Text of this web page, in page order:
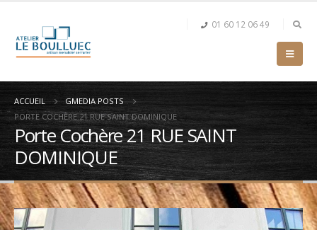
01 60 12 06 49
ACCUEIL
GMEDIA POSTS
PORTE COCHÈRE 21 RUE SAINT DOMINIQUE
Porte Cochère 21 RUE SAINT
DOMINIQUE